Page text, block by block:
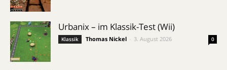
Urbanix – im Klassik-Test (Wii)
Klassik Thomas Nickel 3. August 2026 0